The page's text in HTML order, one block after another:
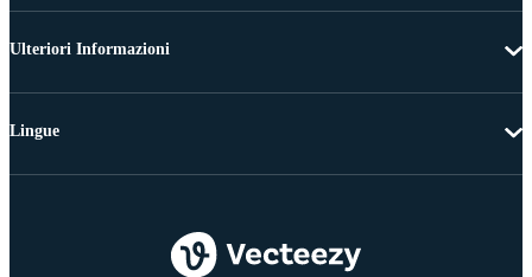
Ulteriori Informazioni
Lingue